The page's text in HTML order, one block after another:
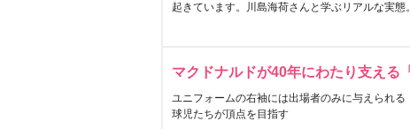
起きています。川島海荷さんと学ぶリアルな実態。
マクドナルドが40年にわたり支える
ユニフォームの右袖には出場者のみに与えられ
球児たちが頂点を目指す